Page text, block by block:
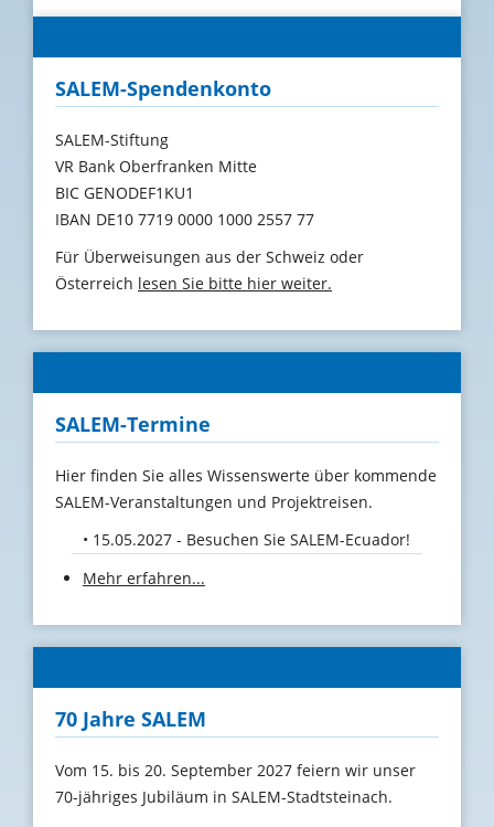
SALEM-Spendenkonto
SALEM-Stiftung
VR Bank Oberfranken Mitte
BIC GENODEF1KU1
IBAN DE10 7719 0000 1000 2557 77
Für Überweisungen aus der Schweiz oder
Österreich lesen Sie bitte hier weiter.
SALEM-Termine
Hier finden Sie alles Wissenswerte über kommende
SALEM-Veranstaltungen und Projektreisen.
15.05.2027 - Besuchen Sie SALEM-Ecuador!
Mehr erfahren...
70 Jahre SALEM
Vom 15. bis 20. September 2027 feiern wir unser
70-jähriges Jubiläum in SALEM-Stadtsteinach.